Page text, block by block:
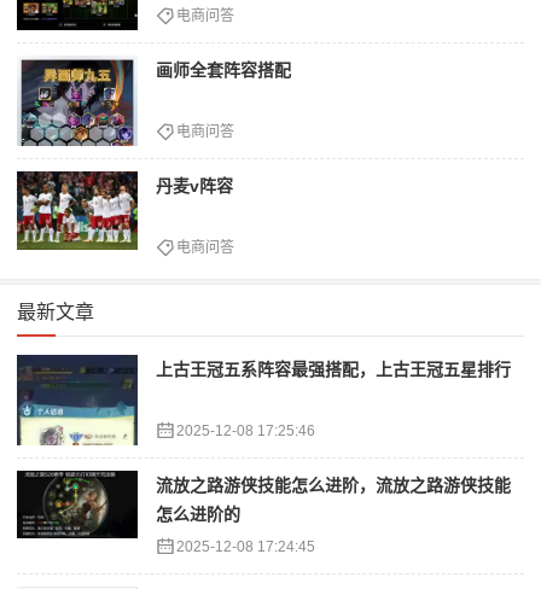
电商问答
画师全套阵容搭配
电商问答
丹麦v阵容
电商问答
最新文章
上古王冠五系阵容最强搭配，上古王冠五星排行
2025-12-08 17:25:46
流放之路游侠技能怎么进阶，流放之路游侠技能
怎么进阶的
2025-12-08 17:24:45